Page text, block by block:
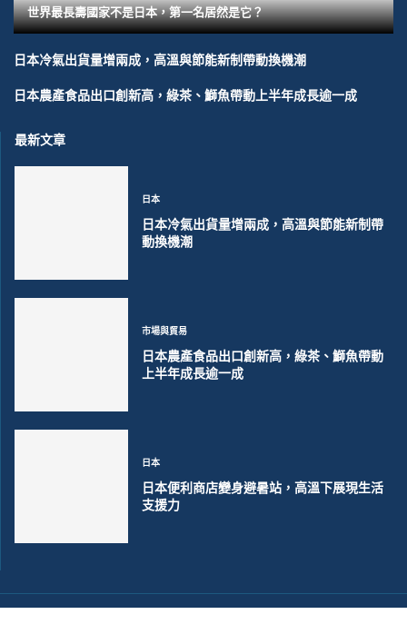
世界最長壽國家不是日本，第一名居然是它？
日本冷氣出貨量增兩成，高溫與節能新制帶動換機潮
日本農產食品出口創新高，綠茶、鰤魚帶動上半年成長逾一成
最新文章
日本
日本冷氣出貨量增兩成，高溫與節能新制帶
動換機潮
市場與貿易
日本農產食品出口創新高，綠茶、鰤魚帶動
上半年成長逾一成
日本
日本便利商店變身避暑站，高溫下展現生活
支援力